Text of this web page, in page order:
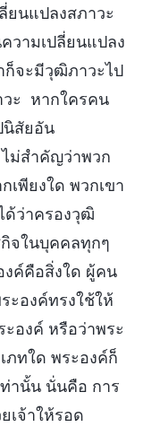
ยนแปลงสภาวะ
วามเปลี่ยนแปลง
ก็จะมีวุฒิภาวะไป
ะ หากใครคน
นิสัยอัน
ม่สำคัญว่าพวก
เพียงใด พวกเขา
ด้ว่าครองวุฒิ
จในบุคคลทุกๆ
ค์คือสิ่งใด ผู้คน
ะองค์ทรงใช้ให้
องค์ หรือว่าพระ
ภทใด พระองค์ก็
ท่านั้น นั่นคือ การ
เจ้าให้รอด